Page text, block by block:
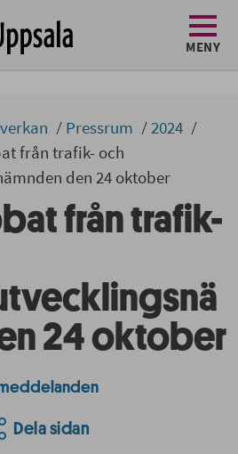
MENY
Pressrum
2024
från trafik- och
den 24 oktober
från trafik-
24 oktober
Dela sidan